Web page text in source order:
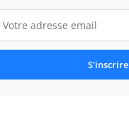
S'inscrire